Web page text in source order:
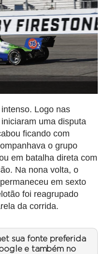
Logo nas
uma disputa
ficando com
o grupo
em batalha direta com
Na nona volta, o
em sexto
foi reagrupado
da corrida.
sua fonte preferida
e também no